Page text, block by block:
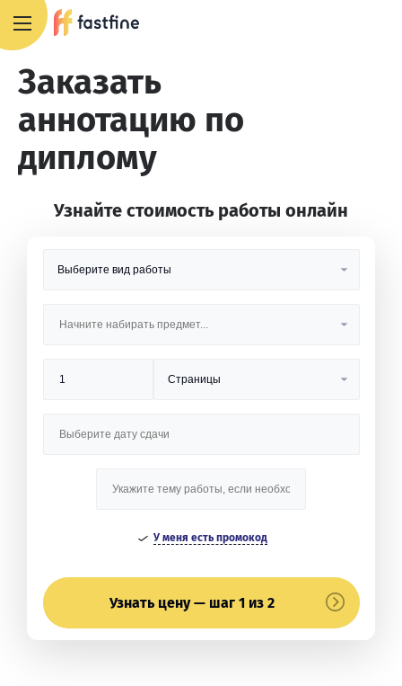
Заказать
аннотацию по
диплому
Узнайте стоимость работы онлайн
У меня есть промокод
Узнать цену — шаг 1 из 2